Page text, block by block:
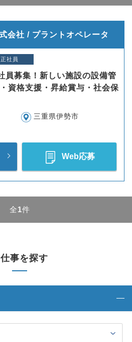
会社 / プラントオペレータ
正社員
員募集！新しい施設の設備管
資格支援・昇給賞与・社会保
三重県伊勢市
Web応募
全1件
事を探す